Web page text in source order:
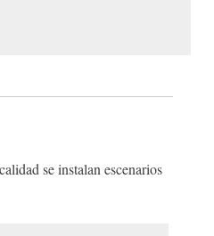
se instalan escenarios